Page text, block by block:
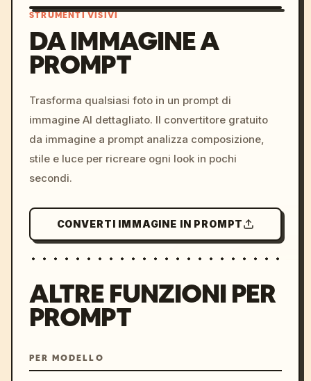
colors, 8k --v 6.0
STRUMENTI VISIVI
DA IMMAGINE A
PROMPT
Trasforma qualsiasi foto in un prompt di
immagine AI dettagliato. Il convertitore gratuito
da immagine a prompt analizza composizione,
stile e luce per ricreare ogni look in pochi
secondi.
CONVERTI IMMAGINE IN PROMPT
ALTRE FUNZIONI PER
PROMPT
PER MODELLO